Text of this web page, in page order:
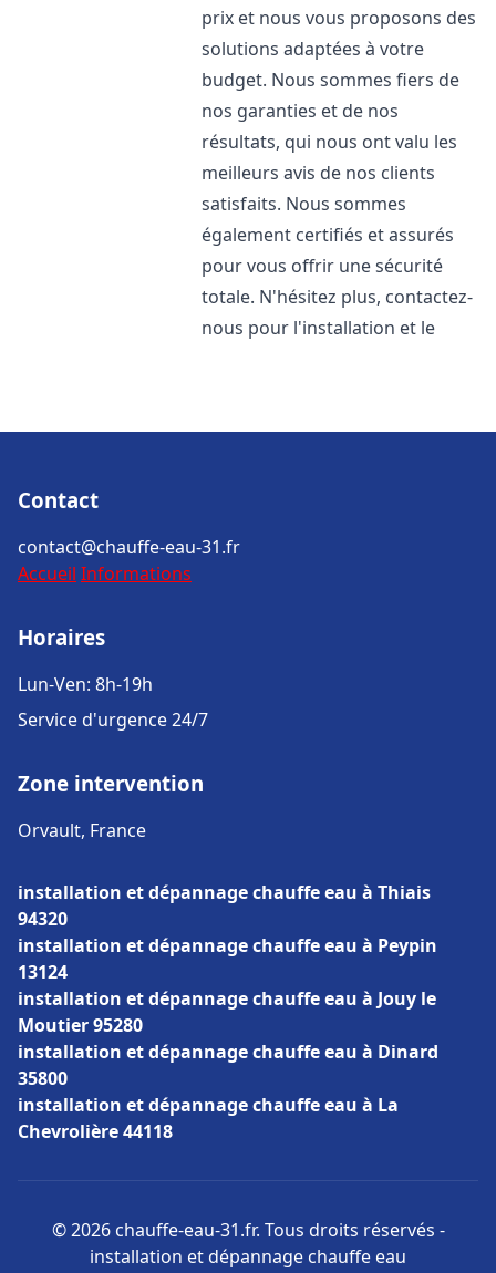
prix et nous vous proposons des
solutions adaptées à votre
budget. Nous sommes fiers de
nos garanties et de nos
résultats, qui nous ont valu les
meilleurs avis de nos clients
satisfaits. Nous sommes
également certifiés et assurés
pour vous offrir une sécurité
totale. N'hésitez plus, contactez-
nous pour l'installation et le
Contact
contact@chauffe-eau-31.fr
Accueil Informations
Horaires
Lun-Ven: 8h-19h
Service d'urgence 24/7
Zone intervention
Orvault, France
installation et dépannage chauffe eau à Thiais
94320
installation et dépannage chauffe eau à Peypin
13124
installation et dépannage chauffe eau à Jouy le
Moutier 95280
installation et dépannage chauffe eau à Dinard
35800
installation et dépannage chauffe eau à La
Chevrolière 44118
© 2026 chauffe-eau-31.fr. Tous droits réservés -
installation et dépannage chauffe eau